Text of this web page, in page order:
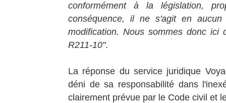
conformément à la législation,
conséquence, il ne s'agit en
modification. Nous sommes donc
R211-10".
La réponse du service juridique
déni de sa responsabilité dans
clairement prévue par le Code civil et